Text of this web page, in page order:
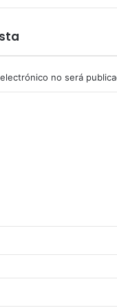
no será